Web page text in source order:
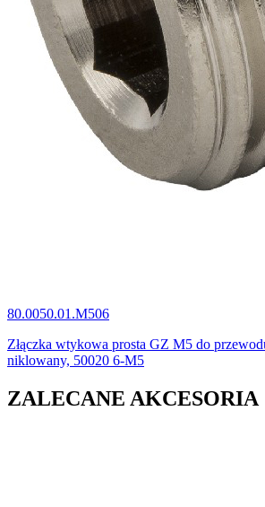
80.0050.01.M506
Złączka wtykowa prosta GZ M5 do
niklowany, 50020 6-M5
ZALECANE AKCESORIA